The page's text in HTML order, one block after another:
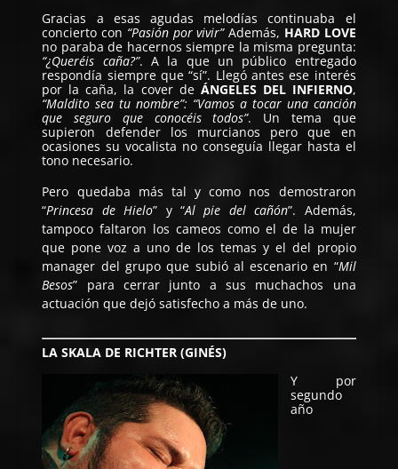
Gracias a esas agudas melodías continuaba el
concierto con “Pasión por vivir”Además, HARD LOVE
no paraba de hacernos siempre la misma pregunta:
“¿Queréis caña?”. A la que un público entregado
respondía siempre que “sí”. Llegó antes ese interés
por la caña, la cover de ÁNGELES DEL INFIERNO,
“Maldito sea tu nombre”: “Vamos a tocar una canción
que seguro que conocéis todos”. Un tema que
supieron defender los murcianos pero que en
ocasiones su vocalista no conseguía llegar hasta el
tono necesario.
Pero quedaba más tal y como nos demostraron
“Princesa de Hielo” y “Al pie del cañón”. Además,
tampoco faltaron los cameos como el de la mujer
que pone voz a uno de los temas y el del propio
manager del grupo que subió al escenario en “Mil
Besos” para cerrar junto a sus muchachos una
actuación que dejó satisfecho a más de uno.
LA SKALA DE RICHTER (GINÉS)
Y por
segundo
año